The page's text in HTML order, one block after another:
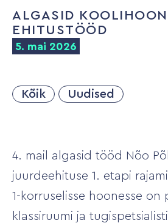
ALGASID
EHITUSTÖÖD
5. mai 2026
Kõik Uudised
4. mail algasid tööd Nõo
juurdeehituse 1. etapi
1-korruselisse hoonesse on
klassiruumi ja